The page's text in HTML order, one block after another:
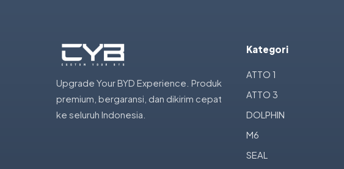
Upgrade Your BYD Experience. Produk
premium, bergaransi, dan dikirim cepat
ke seluruh Indonesia.
Kategori
ATTO 1
ATTO 3
DOLPHIN
M6
SEAL